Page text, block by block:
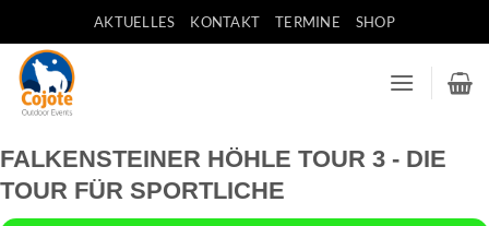
Inhalt
springen
AKTUELLES KONTAKT TERMINE SHOP
FALKENSTEINER HÖHLE TOUR 3 - DIE
TOUR FÜR SPORTLICHE